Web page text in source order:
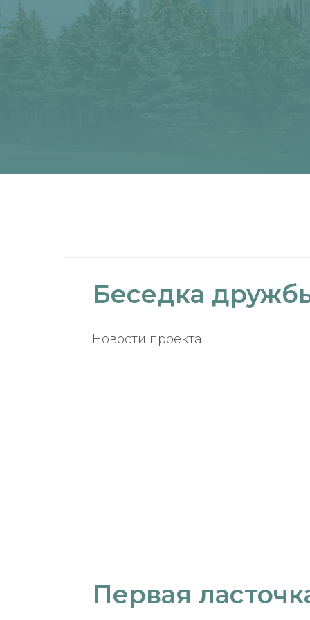
Беседка
Новости проекта
Первая